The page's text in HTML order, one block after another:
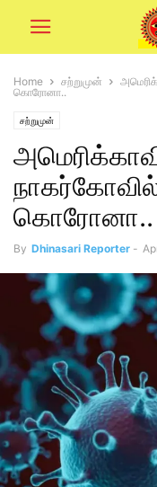
Home சற்றுமுன்
கொரோனா..
சற்றுமுன்
கொரோனா..
By Dhinasari Reporter -